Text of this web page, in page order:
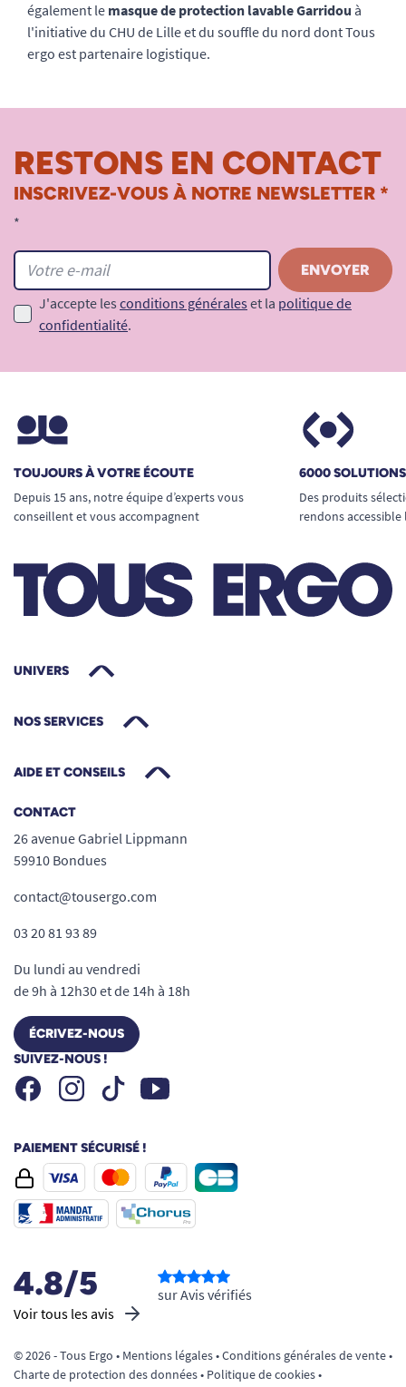
également le masque de protection lavable Garridou à
l'initiative du CHU de Lille et du souffle du nord dont Tous
ergo est partenaire logistique.
RESTONS EN CONTACT
INSCRIVEZ-VOUS À NOTRE NEWSLETTER *
*
J'accepte les conditions générales et la politique de
confidentialité.
TOUJOURS À VOTRE ÉCOUTE
Depuis 15 ans, notre équipe d’experts vous
conseillent et vous accompagnent
6000
Des produits
rendons
UNIVERS
NOS SERVICES
AIDE ET CONSEILS
CONTACT
26 avenue Gabriel Lippmann
59910 Bondues
contact@tousergo.com
03 20 81 93 89
Du lundi au vendredi
de 9h à 12h30 et de 14h à 18h
ÉCRIVEZ-NOUS
SUIVEZ-NOUS !
FacebookInstagramTiktok Youtube
PAIEMENT SÉCURISÉ !
4.8/5
Voir tous les avis
sur Avis vérifiés
© 2026 - Tous Ergo • Mentions légales•Conditions générales de vente•
Charte de protection des données• Politique de cookies•